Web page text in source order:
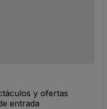
y ofertas
entrada